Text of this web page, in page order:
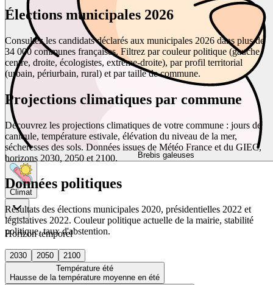
Brebis galeuses
Climat
Horizon temporel
2030 2050
2100
Température été
Hausse de la température moyenne en été
Élections municipales 2026
Consultez les candidats déclarés aux municipales 2026 dans plus de
34 000 communes françaises. Filtrez par couleur politique (gauche,
centre, droite, écologistes, extrême-droite), par profil territorial
(urbain, périurbain, rural) et par taille de commune.
Projections climatiques par commune
Découvrez les projections climatiques de votre commune : jours de
canicule, température estivale, élévation du niveau de la mer,
sécheresses des sols. Données issues de Météo France et du GIEC,
horizons 2030, 2050 et 2100.
Données politiques
Résultats des élections municipales 2020, présidentielles 2022 et
législatives 2022. Couleur politique actuelle de la mairie, stabilité
politique, taux d'abstention.